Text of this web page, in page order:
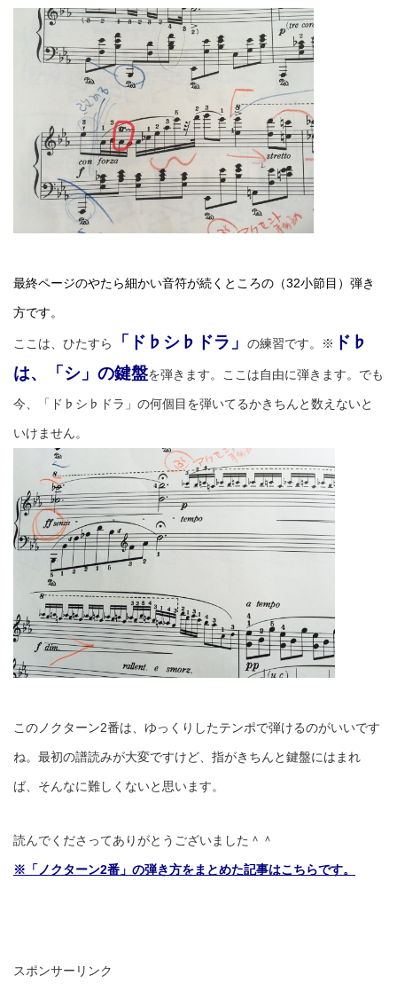
最終ページのやたら細かい音符が続くところの（32小節目）弾き
方です。
ここは、ひたすら 「ド♭シ♭ドラ」 の練習です。※
ド♭
は、「シ」の鍵盤を弾きます。ここは自由に弾きます。でも
今、「ド♭シ♭ドラ」の何個目を弾いてるかきちんと数えないと
いけません。
このノクターン2番は、ゆっくりしたテンポで弾けるのがいいです
ね。最初の譜読みが大変ですけど、指がきちんと鍵盤にはまれ
ば、そんなに難しくないと思います。
読んでくださってありがとうございました＾＾
※「ノクターン2番」の弾き方をまとめた記事はこちらです。
スポンサーリンク